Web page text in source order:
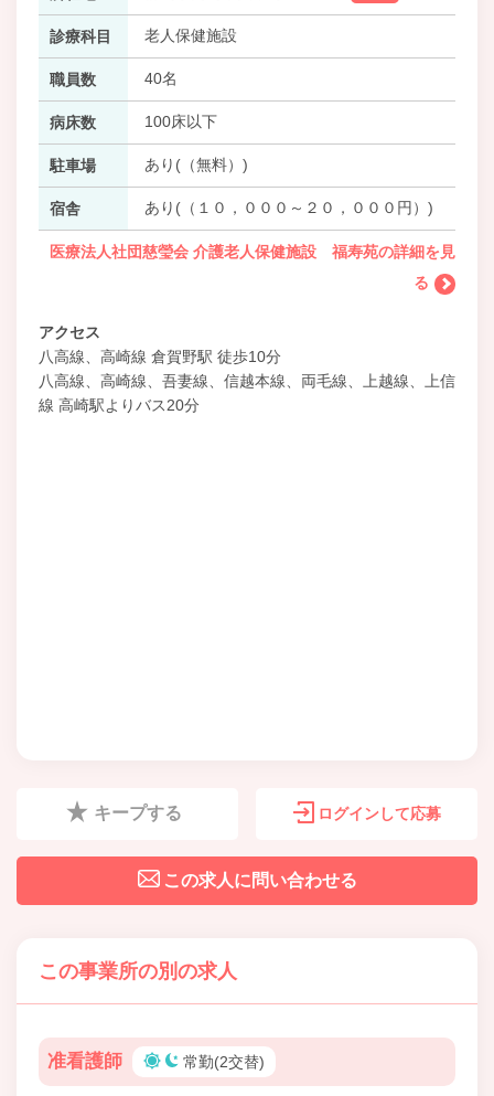
診療科目 老人保健施設
職員数 40名
病床数 100床以下
駐車場 あり(（無料）)
宿舎 あり(（１０，０００～２０，０００円）)
医療法人社団慈瑩会 介護老人保健施設 福寿苑の詳細を見
る
アクセス
八高線、高崎線 倉賀野駅 徒歩10分
八高線、高崎線、吾妻線、信越本線、両毛線、上越線、上信
線 高崎駅よりバス20分
キープする ログインして応募
この求人に問い合わせる
この事業所の別の求人
准看護師 常勤(2交替)